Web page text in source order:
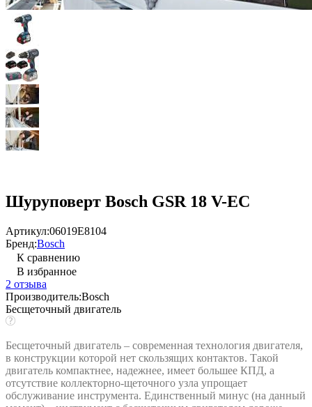
Шуруповерт Bosch GSR 18 V-EC
Артикул:06019E8104
Бренд:Bosch
К сравнению
В избранное
2 отзыва
Производитель:Bosch
Бесщеточный двигатель
Бесщеточный двигатель – современная технология двигателя,
в конструкции которой нет скользящих контактов. Такой
двигатель компактнее, надежнее, имеет большее КПД, а
отсутствие коллекторно-щеточного узла упрощает
обслуживание инструмента. Единственный минус (на данный